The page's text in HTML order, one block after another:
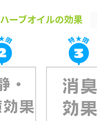
ハーブオイルの効果